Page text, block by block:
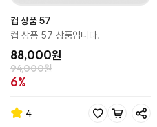
컵 상품 57
컵 상품 57 상품입니다.
88,000원
94,000원
6%
4